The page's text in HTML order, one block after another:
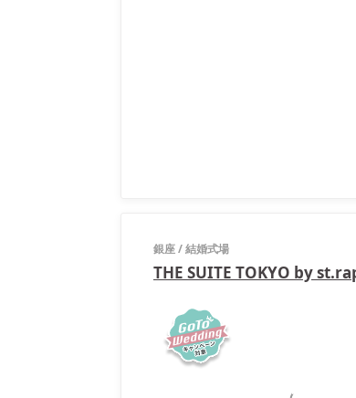
銀座/結婚式場
THE SUITE TOKYO by